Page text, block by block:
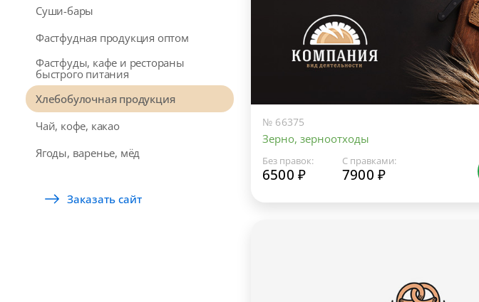
Суши-бары
Фастфудная продукция оптом
Фастфуды, кафе и рестораны
быстрого питания
Хлебобулочная продукция
Чай, кофе, какао
Ягоды, варенье, мёд
Заказать сайт
№ 66375
Зерно, зерноотходы
Без правок:
6500 ₽
С правками:
7900 ₽